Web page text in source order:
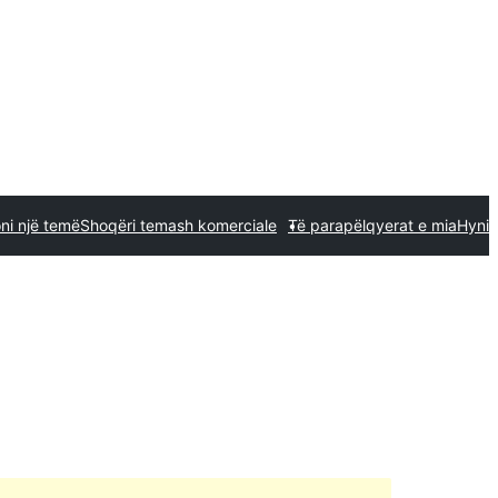
një temëShoqëri temash komerciale Të parapëlqyerat e miaHyni